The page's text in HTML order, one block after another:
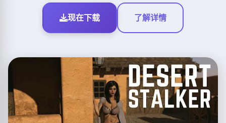
现在下载 了解详情